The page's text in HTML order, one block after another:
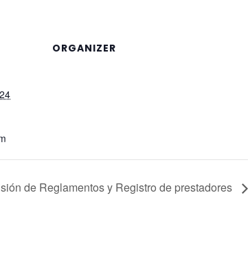
ORGANIZER
de Reglamentos y Registro de prestadores